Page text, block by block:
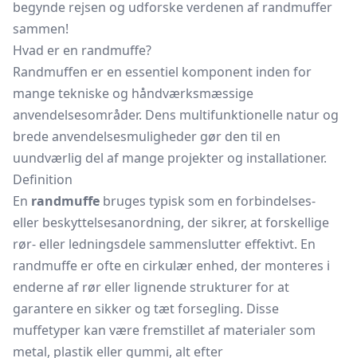
begynde rejsen og udforske verdenen af randmuffer
sammen!
Hvad er en randmuffe?
Randmuffen er en essentiel komponent inden for
mange tekniske og håndværksmæssige
anvendelsesområder. Dens multifunktionelle natur og
brede anvendelsesmuligheder gør den til en
uundværlig del af mange projekter og installationer.
Definition
En randmuffe bruges typisk som en forbindelses-
eller beskyttelsesanordning, der sikrer, at forskellige
rør- eller ledningsdele sammenslutter effektivt. En
randmuffe er ofte en cirkulær enhed, der monteres i
enderne af rør eller lignende strukturer for at
garantere en sikker og tæt forsegling. Disse
muffetyper kan være fremstillet af materialer som
metal, plastik eller gummi, alt efter